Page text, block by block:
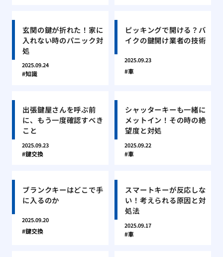
玄関の鍵が折れた！家に
入れない時のパニック対
処
2025.09.24
知識
ピッキングで開ける？バ
イクの鍵開け業者の技術
2025.09.23
車
出張鍵屋さんを呼ぶ前
に、もう一度確認すべき
こと
2025.09.23
鍵交換
シャッターキーも一緒に
メットイン！その時の絶
望度と対処
2025.09.22
車
ブランクキーはどこで手
に入るのか
2025.09.20
鍵交換
スマートキーが反応しな
い！考えられる原因と対
処法
2025.09.17
車